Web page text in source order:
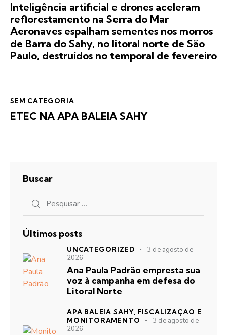
Inteligência artificial e drones aceleram
reflorestamento na Serra do Mar
Aeronaves espalham sementes nos morros
de Barra do Sahy, no litoral norte de São
Paulo, destruídos no temporal de fevereiro
SEM CATEGORIA
ETEC NA APA BALEIA SAHY
Buscar
Últimos posts
UNCATEGORIZED
3 de agosto de
2026
Ana Paula Padrão empresta sua
voz à campanha em defesa do
Litoral Norte
APA BALEIA SAHY, FISCALIZAÇÃO E
MONITORAMENTO
3 de agosto de
2026